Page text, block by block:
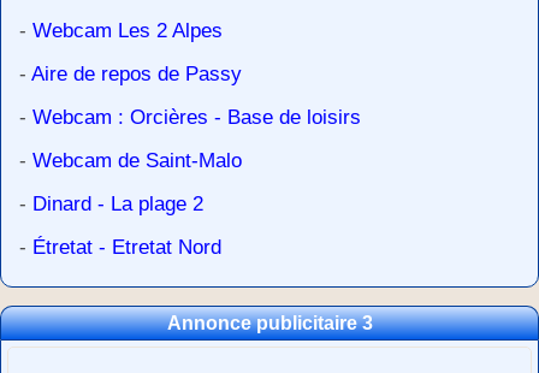
- Webcam Les 2 Alpes
- Aire de repos de Passy
- Webcam : Orcières - Base de loisirs
- Webcam de Saint-Malo
- Dinard - La plage 2
- Étretat - Etretat Nord
Annonce publicitaire 3